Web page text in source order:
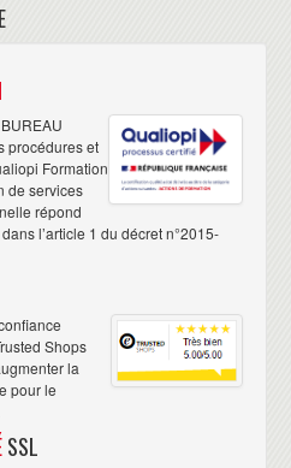
procédures et
Formation
de services
répond
l’article 1 du décret n°2015-
Shops
la
pour le
SSL